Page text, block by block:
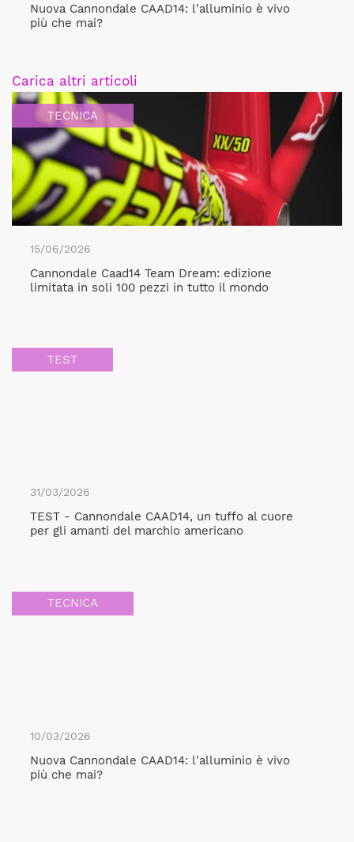
Nuova Cannondale CAAD14: l'alluminio è vivo
più che mai?
Carica altri articoli
TECNICA
15/06/2026
Cannondale Caad14 Team Dream: edizione
limitata in soli 100 pezzi in tutto il mondo
TEST
31/03/2026
TEST - Cannondale CAAD14, un tuffo al cuore
per gli amanti del marchio americano
TECNICA
10/03/2026
Nuova Cannondale CAAD14: l'alluminio è vivo
più che mai?